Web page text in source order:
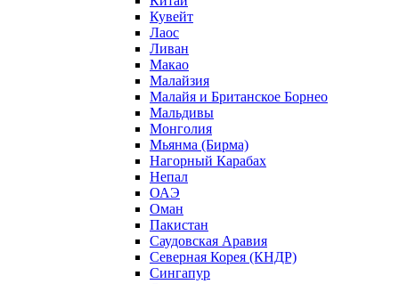
Кувейт
Лаос
Ливан
Макао
Малайзия
Малайя и Британское Борнео
Мальдивы
Монголия
Мьянма (Бирма)
Нагорный Карабах
Непал
ОАЭ
Оман
Пакистан
Саудовская Аравия
Северная Корея (КНДР)
Сингапур